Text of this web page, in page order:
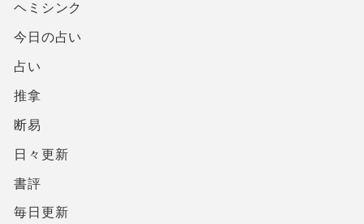
ヘミシンク
今日の占い
占い
推拿
断易
日々更新
書評
毎日更新